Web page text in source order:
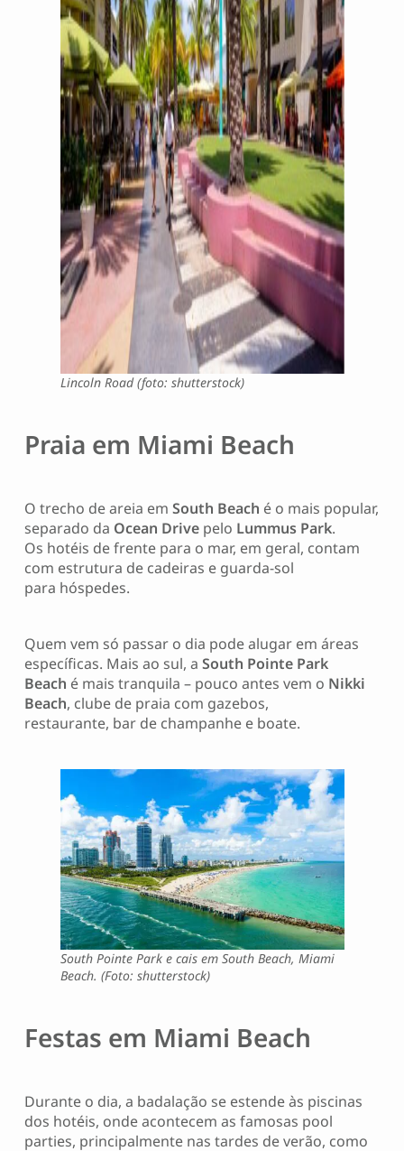
Lincoln Road (foto: shutterstock)
Praia em Miami Beach
O trecho de areia em South Beach é o mais popular,
separado da Ocean Drivepelo Lummus Park.
Os hotéis de frente para o mar, em geral, contam
com estrutura de cadeiras e guarda-sol
para hóspedes.
Quem vem só passar o dia pode alugar em áreas
específicas. Mais ao sul, a South Pointe Park
Beach é mais tranquila – pouco antes vem o Nikki
Beach, clube de praia com gazebos,
restaurante, bar de champanhe e boate.
South Pointe Park e cais em South Beach, Miami
Beach. (Foto: shutterstock)
Festas em Miami Beach
Durante o dia, a badalação se estende às piscinas
dos hotéis, onde acontecem as famosas pool
parties, principalmente nas tardes de verão, como